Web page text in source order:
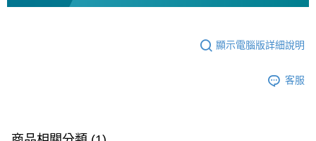
顯示電腦版詳細說明
客服